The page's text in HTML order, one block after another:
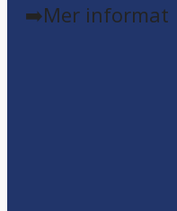
➡️Mer informat